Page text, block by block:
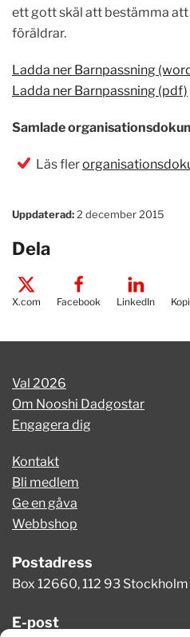
ett gott skäl att bestämma att
föräldrar.
Ladda ner Barnpassning
Ladda ner Barnpassning (pdf)
Samlade
Läs fler
Uppdaterad: 2 december 2015
Dela
X.com Facebook LinkedIn
Val 2026
Om Nooshi Dadgostar
Engagera dig
Kontakt
Bli medlem
Ge en gåva
Webbshop
Postadress
Box 12660, 112 93 Stockholm
E-post